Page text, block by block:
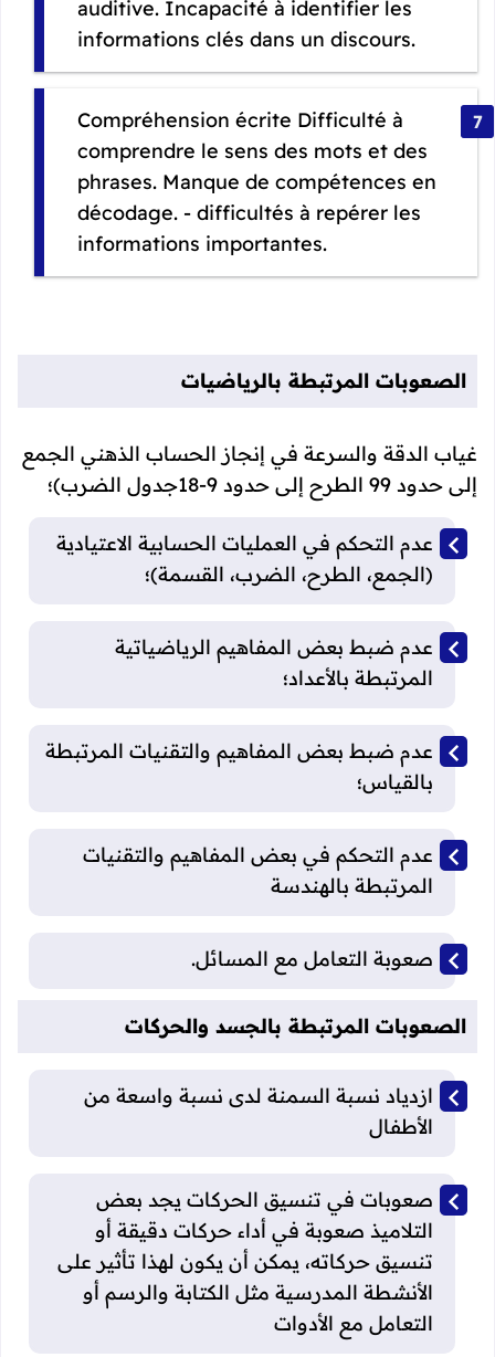
auditive. Incapacité à identifier les
informations clés dans un discours.
Compréhension écrite Difficulté à
comprendre le sens des mots et des
phrases. Manque de compétences en
décodage. - difficultés à repérer les
informations importantes.
الصعوبات المرتبطة بالرياضيات
غياب الدقة والسرعة في إنجاز الحساب الذهني الجمع
إلى حدود 99 الطرح إلى حدود 9-18جدول الضرب)؛
عدم التحكم في العمليات الحسابية الاعتيادية
(الجمع، الطرح، الضرب، القسمة)؛
عدم ضبط بعض المفاهيم الرياضياتية
المرتبطة بالأعداد؛
عدم ضبط بعض المفاهيم والتقنيات المرتبطة
بالقياس؛
عدم التحكم في بعض المفاهيم والتقنيات
المرتبطة بالهندسة
صعوبة التعامل مع المسائل.
الصعوبات المرتبطة بالجسد والحركات
ازدياد نسبة السمنة لدى نسبة واسعة من
الأطفال
صعوبات في تنسيق الحركات يجد بعض
التلاميذ صعوبة في أداء حركات دقيقة أو
تنسيق حركاته، يمكن أن يكون لهذا تأثير على
الأنشطة المدرسية مثل الكتابة والرسم أو
التعامل مع الأدوات